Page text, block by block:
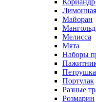
Лимонная
Майоран
Мангольд
Мелисса
Мята
Наборы
Петрушка
Портулак
Разные
Розмарин